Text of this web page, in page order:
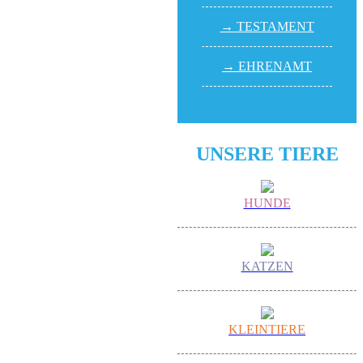
→ TESTA­MENT
→ EHREN­AMT
UNSERE TIERE
HUNDE
KATZEN
KLEINTIERE